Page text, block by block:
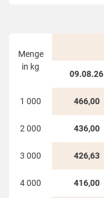
günstigsten
einer Tabelle
schwankenden
Die Übersicht ist
als auch für
einen Haushalt
Menge
in kg
09.08.26
1 000 466,00
2 000 436,00
3 000 426,63
4 000 416,00